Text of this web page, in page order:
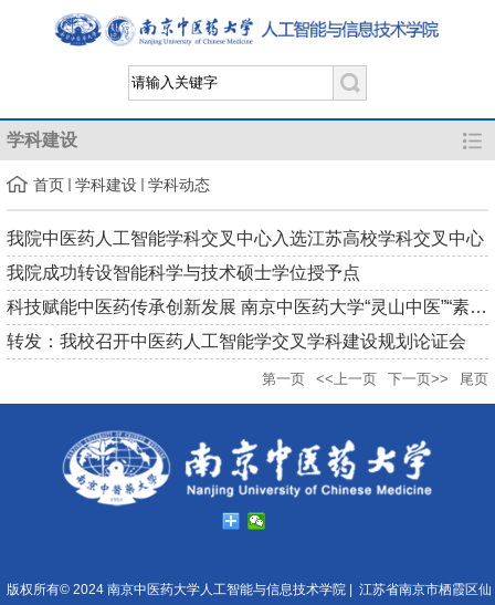
学科建设
首页 学科建设 学科动态
我院中医药人工智能学科交叉中心入选江苏高校学科交叉中心
我院成功转设智能科学与技术硕士学位授予点​
科技赋能中医药传承创新发展 南京中医药大学“灵山中医”“素山...
转发：我校召开中医药人工智能学交叉学科建设规划论证会
第一页 <<上一页 下一页>> 尾页
版权所有© 2024 南京中医药大学人工智能与信息技术学院 | 江苏省南京市栖霞区仙